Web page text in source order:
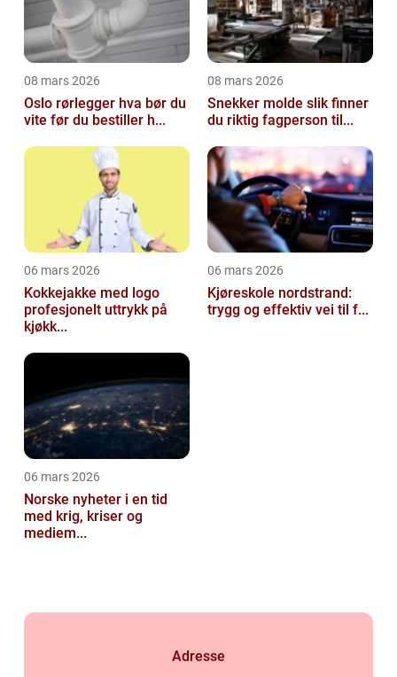
08 mars 2026
Oslo rørlegger hva bør du
vite før du bestiller h...
08 mars 2026
Snekker molde slik finner
du riktig fagperson til...
06 mars 2026
Kokkejakke med logo
profesjonelt uttrykk på
kjøkk...
06 mars 2026
Kjøreskole nordstrand:
trygg og effektiv vei til f...
06 mars 2026
Norske nyheter i en tid
med krig, kriser og
mediem...
Adresse